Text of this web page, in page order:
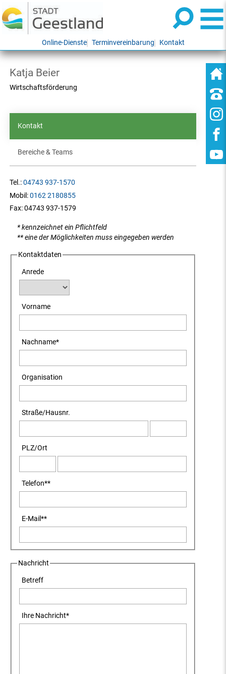
Online-Dienste Terminvereinbarung Kontakt
Katja Beier
Wirtschaftsförderung
Kontakt
Bereiche & Teams
Tel.:04743 937-1570
Mobil:0162 2180855
Fax:04743 937-1579
* kennzeichnet ein Pflichtfeld
** eine der Möglichkeiten muss eingegeben werden
Kontaktdaten
Anrede
Vorname
Nachname*
Organisation
Straße/Hausnr.
PLZ/Ort
Telefon**
E-Mail**
Nachricht
Betreff
Ihre Nachricht*